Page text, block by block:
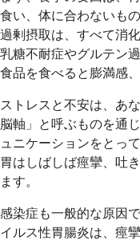
食い、体に合わないも
過剰摂取は、すべて消
乳糖不耐症やグルテン
食品を食べると膨満感
ストレスと不安は、あ
脳軸」と呼ぶものを通
ュニケーションをとっ
胃はしばしば痙攣、吐
ます。
感染症も一般的な原因
イルス性胃腸炎は、痙